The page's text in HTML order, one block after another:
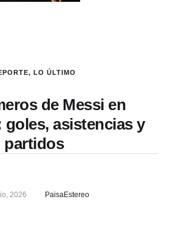
, LO ÚLTIMO
de Messi en
goles, asistencias y
partidos
2026 PaisaEstereo